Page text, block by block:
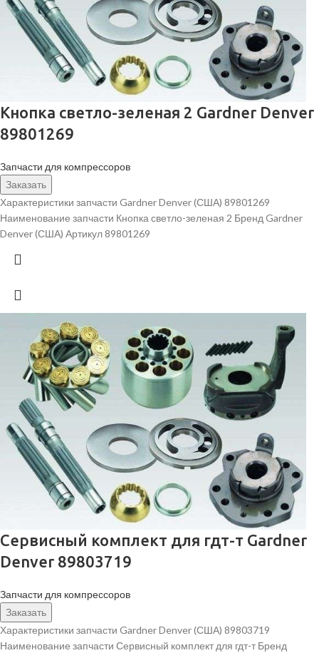
Кнопка светло-зеленая 2 Gardner Denver
89801269
Запчасти для компрессоров
Заказать
Характеристики запчасти Gardner Denver (США) 89801269
Наименование запчасти Кнопка светло-зеленая 2 Бренд Gardner
Denver (США) Артикул 89801269
Сервисный комплект для гдт-т Gardner
Denver 89803719
Запчасти для компрессоров
Заказать
Характеристики запчасти Gardner Denver (США) 89803719
Наименование запчасти Сервисный комплект для гдт-т Бренд